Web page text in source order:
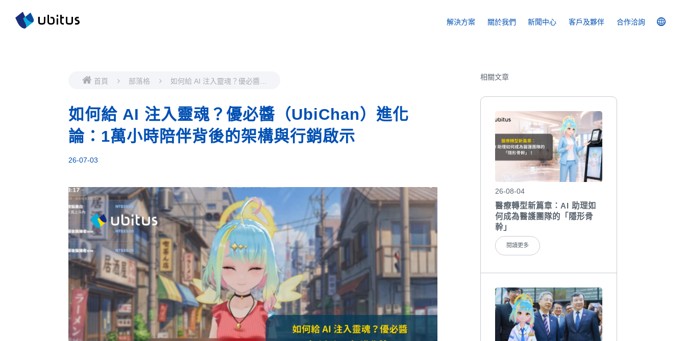
解決方案 關於我們 新聞中心 客戶及夥伴 合作洽詢
首頁 部落格
如何給 AI 注入靈魂？優必醬
陪伴背後的架構與行銷啟示
如何給 AI 注入靈魂？優必醬（UbiChan）進化
論：1萬小時陪伴背後的架構與行銷啟示
26-07-03
相關文章
26-08-04
醫療轉型新篇章：AI 助理如
何成為醫護團隊的「隱形骨
幹」
閱讀更多